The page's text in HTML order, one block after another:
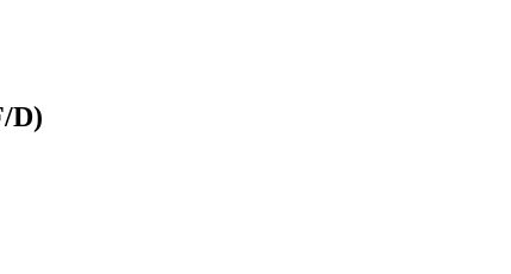
D)